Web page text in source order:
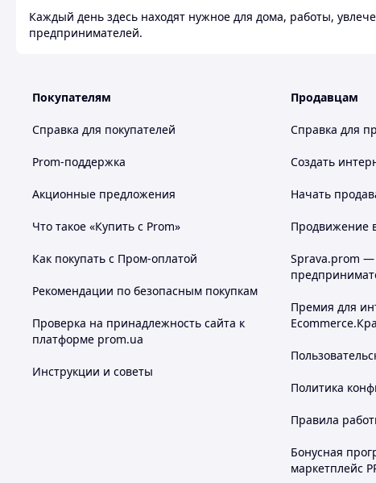
Каждый день здесь находят нужное для дома, работы,
предпринимателей.
Покупателям
Справка для покупателей
Prom-поддержка
Акционные предложения
Что такое «Купить с Prom»
Как покупать с Пром-оплатой
Рекомендации по безопасным покупкам
Проверка на принадлежность сайта к
платформе prom.ua
Инструкции и советы
Продавцам
Справка для
Создать
Начать
Продвижение
Sprava.prom —
Премия для
Политика
Правила
Бонусная
маркетплейс